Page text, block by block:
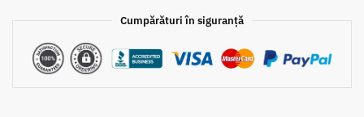
Cumpărături în siguranță